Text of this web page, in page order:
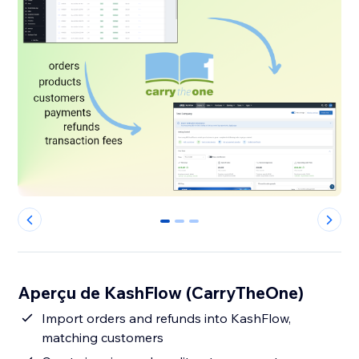
0 1 2
Aperçu de KashFlow (CarryTheOne)
Import orders and refunds into KashFlow,
matching customers